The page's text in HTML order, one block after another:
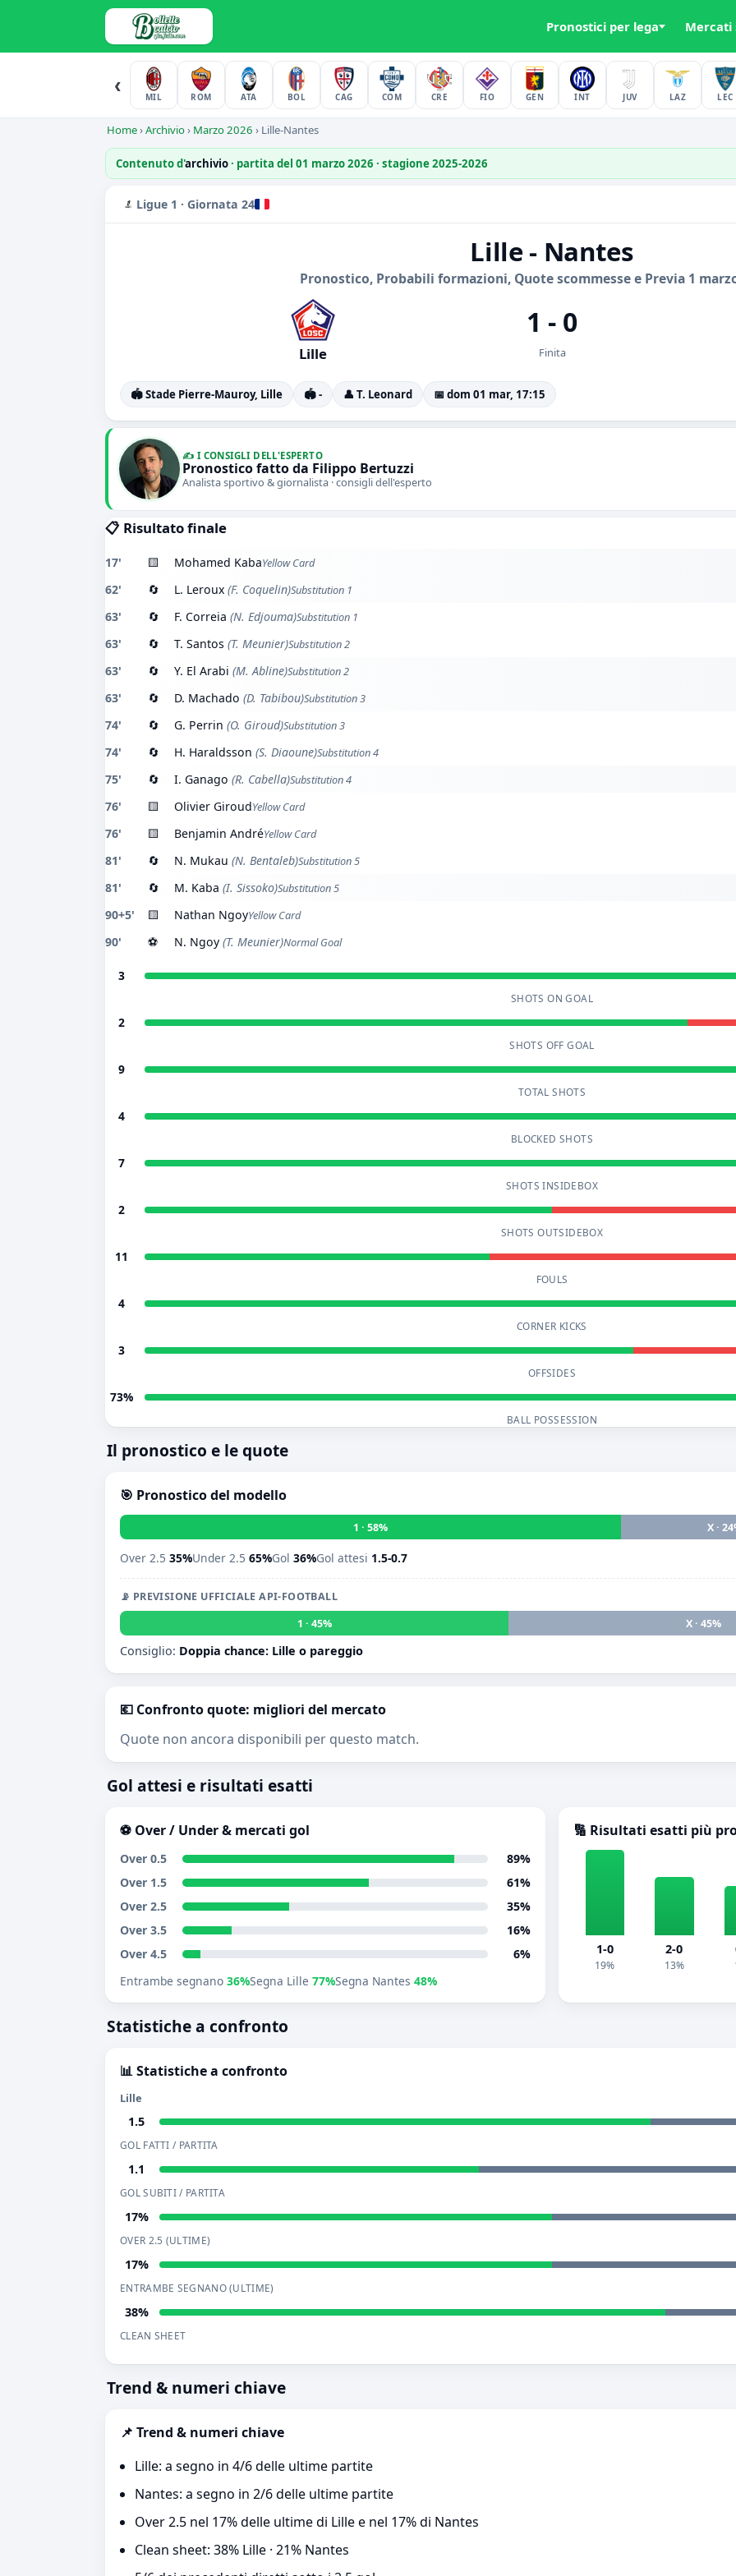
Pronostici per lega Mercati
‹
MIL ROM ATA BOL CAG COM CRE FIO GEN INT JUV LAZ LEC
Home›Archivio› Marzo 2026 › Lille-Nantes
Contenuto d'archivio· partita del 01 marzo 2026 · stagione 2025-2026
Ligue 1 · Giornata 24
Lille - Nantes
Pronostico, Probabili formazioni, Quote scommesse e Previa 1
Lille
1 - 0
Finita
🏟️ Stade Pierre-Mauroy, Lille 🏟️ - 👤 T. Leonard 📅 dom 01 mar, 17:15
✍️ I CONSIGLI DELL'ESPERTO
Pronostico fatto da Filippo Bertuzzi
Analista sportivo & giornalista · consigli dell'esperto
📋 Risultato finale
17' 🟨 Mohamed KabaYellow Card
62' 🔄 L. Leroux (F. Coquelin)Substitution 1
63' 🔄 F. Correia (N. Edjouma)Substitution 1
63' 🔄 T. Santos (T. Meunier)Substitution 2
63' 🔄 Y. El Arabi (M. Abline)Substitution 2
63' 🔄 D. Machado (D. Tabibou)Substitution 3
74' 🔄 G. Perrin (O. Giroud)Substitution 3
74' 🔄 H. Haraldsson (S. Diaoune)Substitution 4
75' 🔄 I. Ganago (R. Cabella)Substitution 4
76' 🟨 Olivier GiroudYellow Card
76' 🟨 Benjamin AndréYellow Card
81' 🔄 N. Mukau (N. Bentaleb)Substitution 5
81' 🔄 M. Kaba (I. Sissoko)Substitution 5
90+5' 🟨 Nathan NgoyYellow Card
90' ⚽ N. Ngoy (T. Meunier)Normal Goal
3
SHOTS ON GOAL
2
SHOTS OFF GOAL
9
TOTAL SHOTS
4
BLOCKED SHOTS
7
SHOTS INSIDEBOX
2
SHOTS OUTSIDEBOX
11
FOULS
4
CORNER KICKS
3
OFFSIDES
73%
BALL POSSESSION
Il pronostico e le quote
🎯 Pronostico del modello
1 · 58% X ·
Over 2.5 35%Under 2.5 65%Gol 36%Gol attesi 1.5-0.7
📡 PREVISIONE UFFICIALE API-FOOTBALL
1 · 45%
X · 45%
Consiglio: Doppia chance: Lille o pareggio
💶 Confronto quote: migliori del mercato
Quote non ancora disponibili per questo match.
Gol attesi e risultati esatti
⚽ Over / Under & mercati gol
Over 0.5
89%
Over 1.5
61%
Over 2.5
35%
Over 3.5
16%
Over 4.5
6%
Entrambe segnano 36%Segna Lille 77%Segna Nantes 48%
🔢 Risultati esatti più
1-0
19%
2-0
13%
Statistiche a confronto
📊 Statistiche a confronto
Lille
1.5
GOL FATTI / PARTITA
1.1
GOL SUBITI / PARTITA
17%
OVER 2.5 (ULTIME)
17%
ENTRAMBE SEGNANO (ULTIME)
38%
CLEAN SHEET
Trend & numeri chiave
📌 Trend & numeri chiave
Lille: a segno in 4/6 delle ultime partite
Nantes: a segno in 2/6 delle ultime partite
Over 2.5 nel 17% delle ultime di Lille e nel 17% di Nantes
Clean sheet: 38% Lille · 21% Nantes